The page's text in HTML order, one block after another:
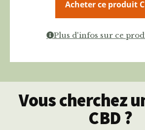
Acheter ce produit
Plus d'infos sur ce
Vous cherchez
CBD ?